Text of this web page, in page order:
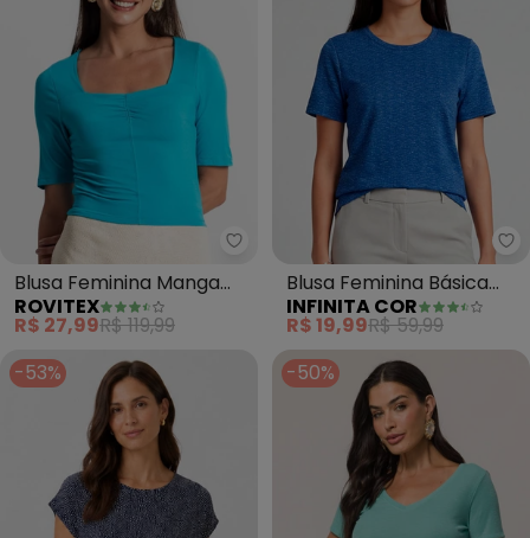
Rovitex - Blusa Feminina
Blusa Feminina Manga
Curta (Azul)
ROVITEX
R$ 27,99R$ 119,99
Blusa Feminina Básica
(Azul)
INFINITA COR
R$ 19,99R$ 59,99
-53%
-50%